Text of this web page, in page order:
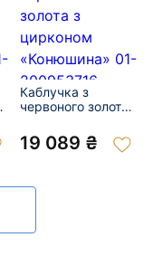
Каблучка з
червоного золота
«Конюшина» 01-
200953716
19 089 ₴